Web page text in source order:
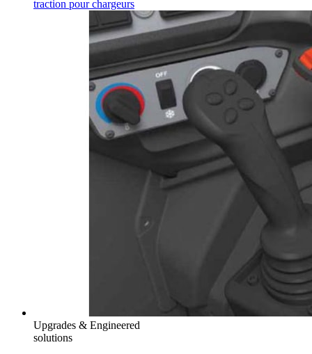
traction pour chargeurs
Upgrades & Engineered
solutions